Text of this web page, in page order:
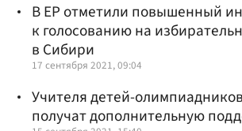
В ЕР отметили повышенный
к голосованию на
в Сибири
17 сентября 2021, 09:04
Учителя детей-олимпиадников
получат дополнительную